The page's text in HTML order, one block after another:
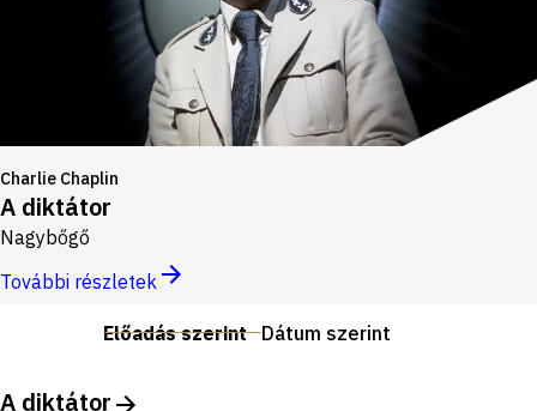
Charlie Chaplin
A diktátor
Nagybőgő
További részletek
Előadás szerint Dátum szerint
A diktátor